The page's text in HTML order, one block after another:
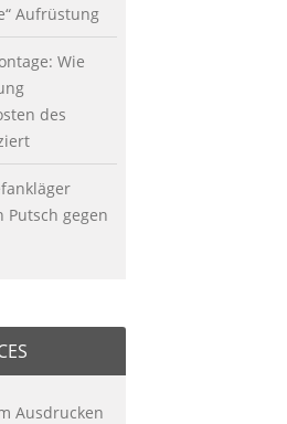
Aufrüstung
Wie
des
Putsch gegen
Ausdrucken